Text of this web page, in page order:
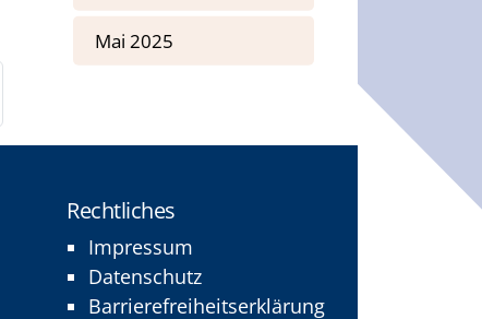
Mai 2025
Rechtliches
Impressum
Datenschutz
Barrierefreiheitserklärung